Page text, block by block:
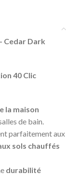
Cedar Dark
40 Clic
la maison
de bain.
parfaitement aux
sols chauffés
durabilité